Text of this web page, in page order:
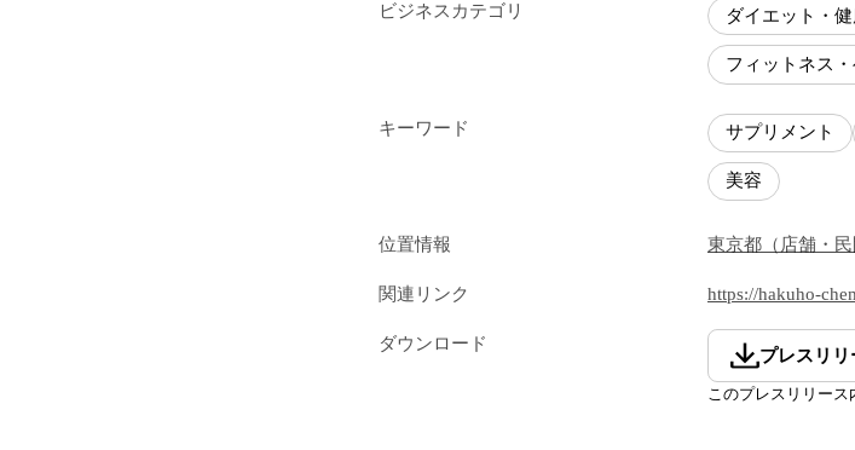
ビジネスカテゴリ ダイエット・
フィットネス
キーワード サプリメント
美容
位置情報 東京都 （ 店舗・
関連リンク https://hakuho-
ダウンロード
プレスリ
このプレスリリー